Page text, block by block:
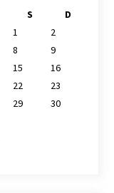
S
D
1
2
8
9
15
16
22
23
29
30